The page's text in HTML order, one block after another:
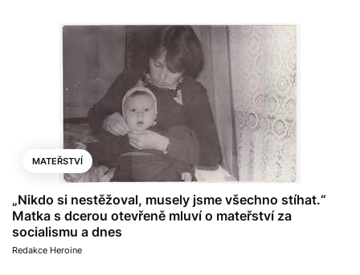
MATEŘSTVÍ
„Nikdo si nestěžoval, musely jsme všechno stíhat.“
Matka s dcerou otevřeně mluví o mateřství za
socialismu a dnes
Redakce Heroine